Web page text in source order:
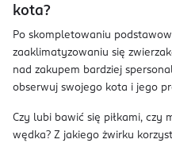
kota?
Po skompletowaniu
zaaklimatyzowaniu się
nad zakupem bardziej
obserwuj swojego kota i jego
Czy lubi bawić się piłkami, czy
wędka? Z jakiego żwirku